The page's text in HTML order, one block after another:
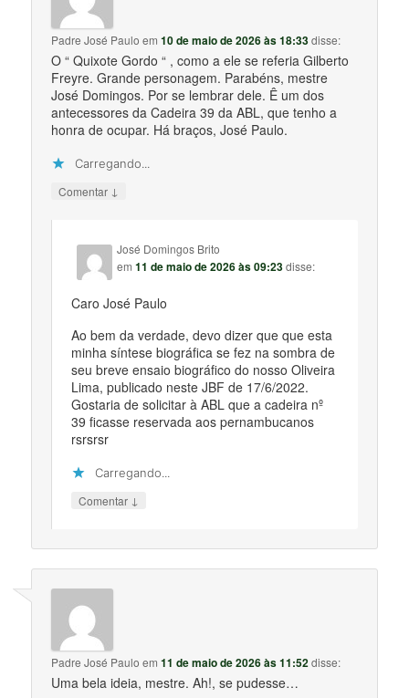
Padre José Paulo em10 de maio de 2026 às 18:33disse:
O “ Quixote Gordo “ , como a ele se referia Gilberto
Freyre. Grande personagem. Parabéns, mestre
José Domingos. Por se lembrar dele. Ê um dos
antecessores da Cadeira 39 da ABL, que tenho a
honra de ocupar. Há braços, José Paulo.
Carregando...
Comentar ↓
José Domingos Brito
em11 de maio de 2026 às 09:23disse:
Caro José Paulo
Ao bem da verdade, devo dizer que que esta
minha síntese biográfica se fez na sombra de
seu breve ensaio biográfico do nosso Oliveira
Lima, publicado neste JBF de 17/6/2022.
Gostaria de solicitar à ABL que a cadeira nº
39 ficasse reservada aos pernambucanos
rsrsrsr
Carregando...
Comentar ↓
Padre José Paulo em11 de maio de 2026 às 11:52disse:
Uma bela ideia, mestre. Ah!, se pudesse…